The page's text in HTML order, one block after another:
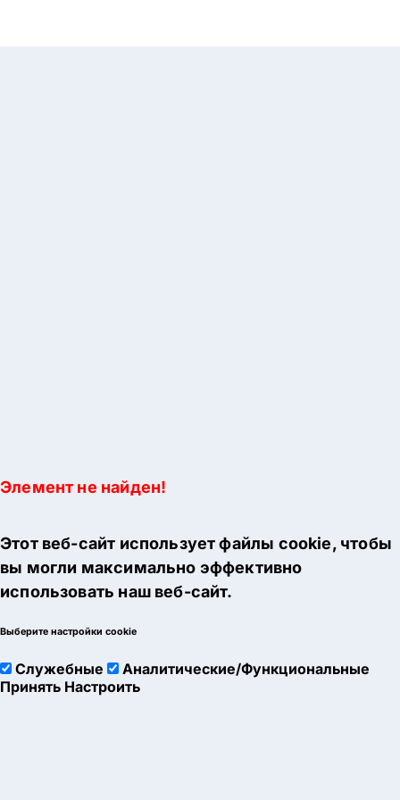
Элемент не найден!
Этот веб-сайт использует файлы cookie, чтобы
вы могли максимально эффективно
использовать наш веб-сайт.
Выберите настройки cookie
Служебные
Аналитические/Функциональные
Принять Настроить